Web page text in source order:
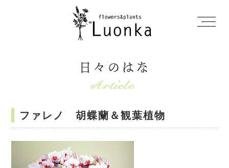
日々のはな
ファレノ 胡蝶蘭＆観葉植物